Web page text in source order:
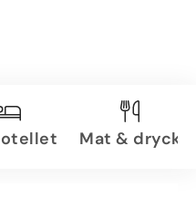
Mat & dryck